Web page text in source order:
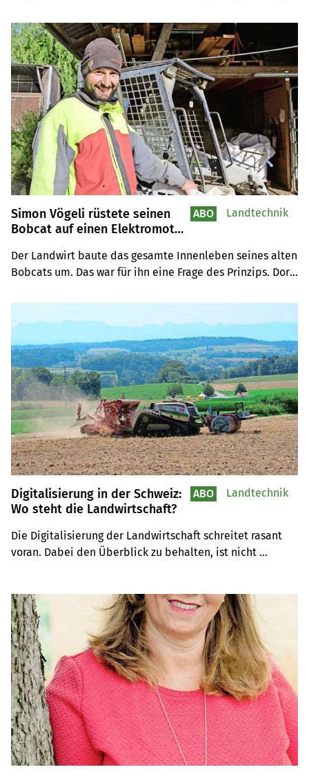
«Alpe-Chuchi – Berner Oberland» vom Weber Verlag.
Simon Vögeli rüstete seinen
Bobcat auf einen Elektromotor
Der Landwirt baute das gesamte Innenleben seines alten
Bobcats um. Das war für ihn eine Frage des Prinzips. Dort,
Luft: Der Kompaktlader läuft mit Solarstrom – und der
Dieselmotor lebt in einem anderen Gerät weiter.
ABO Landtechnik
Digitalisierung in der Schweiz:
Wo steht die Landwirtschaft?
Die Digitalisierung der Landwirtschaft schreitet rasant
voran. Dabei den Überblick zu behalten, ist nicht
Fiction?
ABO Landtechnik